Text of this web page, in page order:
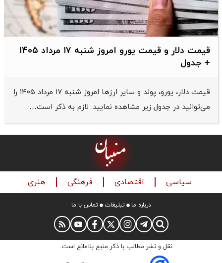
قیمت دلار و قیمت یورو امروز شنبه ۱۷ مرداد ۱۴۰۵
+ جدول
قیمت دلار، یورو، پوند و سایر ارز‌ها امروز شنبه ۱۷ مرداد ۱۴۰۵ را
می‌توانید در جدول زیر مشاهده نمایید. لازم به ذکر است…
سیاسی اقتصادی فرهنگی هنری
درباره ما تبلیغات تماس با ما
نقل و نشر مطالب با ذکر منبع بلامانع است.